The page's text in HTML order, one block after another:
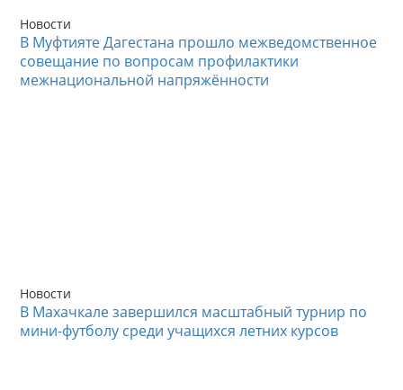
Новости
В Муфтияте Дагестана прошло межведомственное
совещание по вопросам профилактики
межнациональной напряжённости
Новости
В Махачкале завершился масштабный турнир по
мини-футболу среди учащихся летних курсов